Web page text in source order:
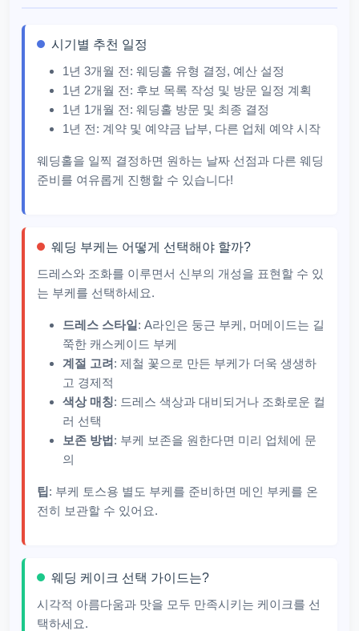
시기별 추천 일정
1년 3개월 전: 웨딩홀 유형 결정, 예산 설정
1년 2개월 전: 후보 목록 작성 및 방문 일정 계획
1년 1개월 전: 웨딩홀 방문 및 최종 결정
1년 전: 계약 및 예약금 납부, 다른 업체 예약 시작
웨딩홀을 일찍 결정하면 원하는 날짜 선점과 다른 웨딩
준비를 여유롭게 진행할 수 있습니다!
웨딩 부케는 어떻게 선택해야 할까?
드레스와 조화를 이루면서 신부의 개성을 표현할 수 있
는 부케를 선택하세요.
드레스 스타일 : A라인은 둥근 부케, 머메이드는 길
쭉한 캐스케이드 부케
계절 고려 : 제철 꽃으로 만든 부케가 더욱 생생하
고 경제적
색상 매칭: 드레스 색상과 대비되거나 조화로운 컬
러 선택
보존 방법 : 부케 보존을 원한다면 미리 업체에 문
의
팁 : 부케 토스용 별도 부케를 준비하면 메인 부케를 온
전히 보관할 수 있어요.
웨딩 케이크 선택 가이드는?
시각적 아름다움과 맛을 모두 만족시키는 케이크를 선
택하세요.